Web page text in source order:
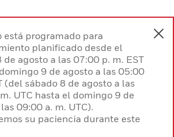
está programado para
planificado desde el
de agosto a las 07:00 p. m. EST
9 de agosto a las 05:00
(del sábado 8 de agosto a las
UTC hasta el domingo 9 de
09:00 a. m. UTC).
su paciencia durante este